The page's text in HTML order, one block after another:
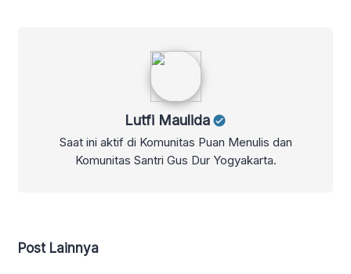
Lutfi Maulida
Saat ini aktif di Komunitas Puan Menulis dan
Komunitas Santri Gus Dur Yogyakarta.
Post Lainnya